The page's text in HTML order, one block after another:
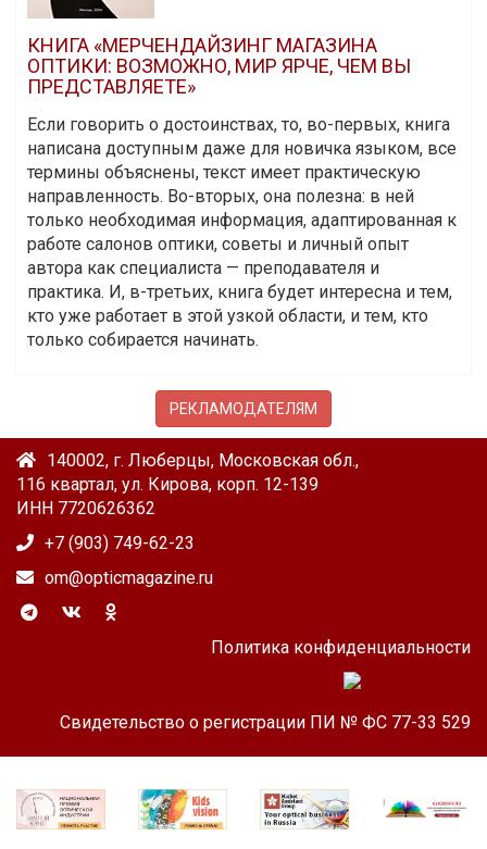
КНИГА «МЕРЧЕНДАЙЗИНГ МАГАЗИНА
ОПТИКИ: ВОЗМОЖНО, МИР ЯРЧЕ, ЧЕМ ВЫ
ПРЕДСТАВЛЯЕТЕ»
Если говорить о достоинствах, то, во-первых, книга
написана доступным даже для новичка языком, все
термины объяснены, текст имеет практическую
направленность. Во-вторых, она полезна: в ней
только необходимая информация, адаптированная к
работе салонов оптики, советы и личный опыт
автора как специалиста — преподавателя и
практика. И, в-третьих, книга будет интересна и тем,
кто уже работает в этой узкой области, и тем, кто
только собирается начинать.
РЕКЛАМОДАТЕЛЯМ
140002, г. Люберцы, Московская обл.,
116 квартал, ул. Кирова, корп. 12-139
ИНН 7720626362
+7 (903) 749-62-23
om@opticmagazine.ru
Политика конфиденциальности
Свидетельство о регистрации ПИ № ФС 77-33 529